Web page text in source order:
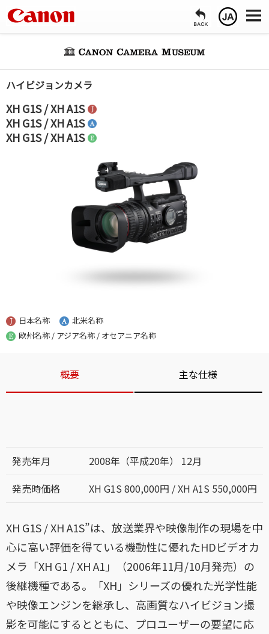
ハイビジョンカメラ
XH G1S / XH A1S
XH G1S / XH A1S
XH G1S / XH A1S
日本名称
北米名称
欧州名称 / アジア名称 / オセアニア名称
概要 主な仕様
発売年月
2008年（平成20年） 12月
発売時価格
XH G1S 800,000円 / XH A1S 550,000円
XH G1S / XH A1S”は、放送業界や映像制作の現場を中
心に高い評価を得ている機動性に優れたHDビデオカ
メラ「XH G1 / XH A1」（2006年11月/10月発売）の
後継機種である。「XH」シリーズの優れた光学性能
や映像エンジンを継承し、高画質なハイビジョン撮
影を可能にするとともに、プロユーザーの要望に応